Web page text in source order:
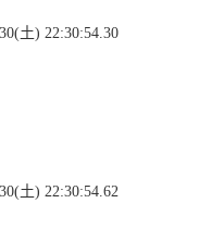
土) 22:30:54.30
土) 22:30:54.62